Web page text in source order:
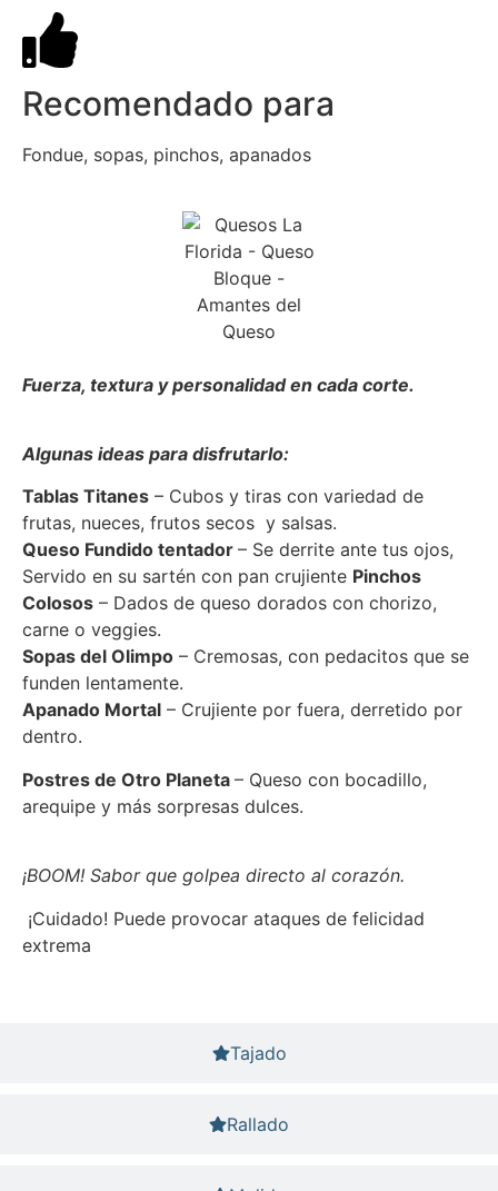
Tajado
Rallado
Recomendado para
Fondue, sopas, pinchos, apanados
Fuerza, textura y personalidad en cada corte.
Algunas ideas para disfrutarlo:
Tablas Titanes – Cubos y tiras con variedad de
frutas, nueces, frutos secos y salsas.
Queso Fundido tentador – Se derrite ante tus ojos,
Servido en su sartén con pan crujiente Pinchos
Colosos – Dados de queso dorados con chorizo,
carne o veggies.
Sopas del Olimpo – Cremosas, con pedacitos que se
funden lentamente.
Apanado Mortal – Crujiente por fuera, derretido por
dentro.
Postres de Otro Planeta – Queso con bocadillo,
arequipe y más sorpresas dulces.
¡BOOM! Sabor que golpea directo al corazón.
¡Cuidado! Puede provocar ataques de felicidad
extrema